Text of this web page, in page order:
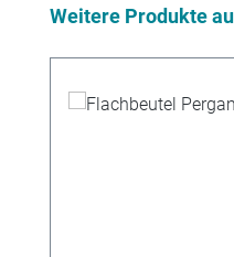
Produktgalerie
Weitere Produkte